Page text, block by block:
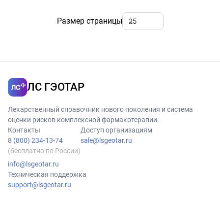
Размер страницы
ЛС ГЭОТАР
Лекарственный справочник нового поколения и система
оценки рисков комплексной фармакотерапии.
Контакты
8 (800) 234-13-74
(бесплатно по России)
info@lsgeotar.ru
Доступ организациям
sale@lsgeotar.ru
Техническая поддержка
support@lsgeotar.ru